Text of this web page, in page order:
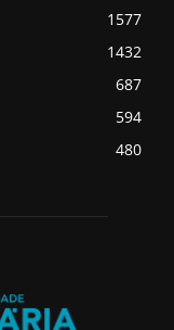
1577
1432
687
594
480